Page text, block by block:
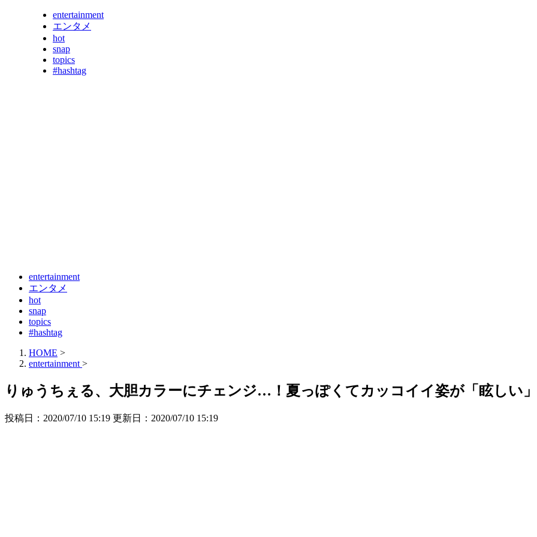
entertainment
エンタメ
hot
snap
topics
#hashtag
entertainment
エンタメ
hot
snap
topics
#hashtag
HOME >
entertainment >
りゅうちぇる、大胆カラーにチェンジ…！夏っぽくてカッコイイ姿が「眩しい
投稿日：2020/07/10 15:19 更新日： 2020/07/10 15:19